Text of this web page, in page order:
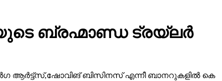
ബ്രഹ്മാണ്ഡ ട്രയ്ലർ
ആർട്ട്സ്,ഷോവിങ് ബിസിനസ് എന്നീ ബാനറുകളിൽ കെ